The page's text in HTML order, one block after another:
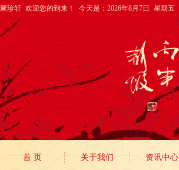
聚珍轩 欢迎您的到来！ 今天是：2026年8月7日 星期五
首 页 关于我们 资讯中心